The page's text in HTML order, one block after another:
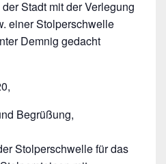
Stadt mit der Verlegung
einer Stolperschwelle
Demnig gedacht
Begrüßung,
Stolperschwelle für das